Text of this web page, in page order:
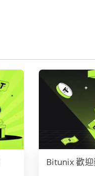
Bitunix 歡迎